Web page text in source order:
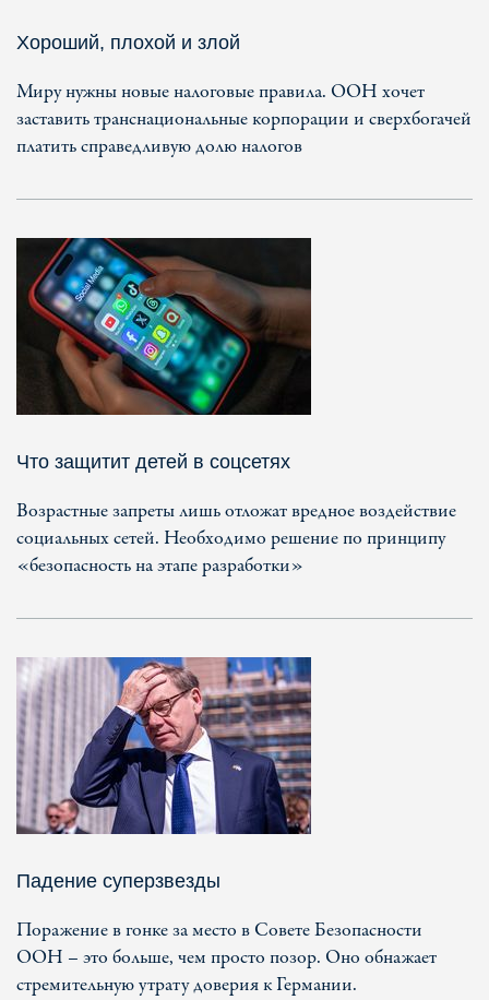
Хороший, плохой и злой
Миру нужны новые налоговые правила. ООН хочет
заставить транснациональные корпорации и сверхбогачей
платить справедливую долю налогов
Что защитит детей в соцсетях
Возрастные запреты лишь отложат вредное воздействие
социальных сетей. Необходимо решение по принципу
«безопасность на этапе разработки»
Падение суперзвезды
Поражение в гонке за место в Совете Безопасности
ООН – это больше, чем просто позор. Оно обнажает
стремительную утрату доверия к Германии.